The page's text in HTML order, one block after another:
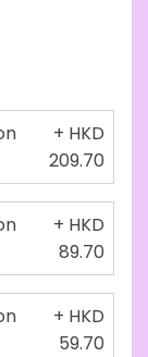
+ HKD
209.70
+ HKD
89.70
+ HKD
59.70